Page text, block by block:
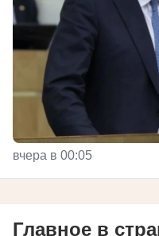
вчера в 00:05
Главное в